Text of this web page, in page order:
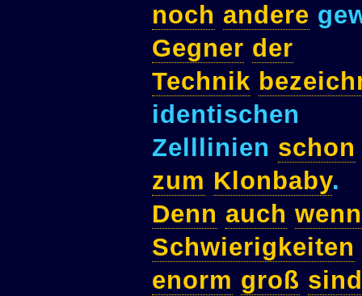
noch andere
Gegner der
Technik
identischen
Zelllinien schon
zum Klonbaby.
Denn auch wenn
Schwierigkeiten
enorm groß sind